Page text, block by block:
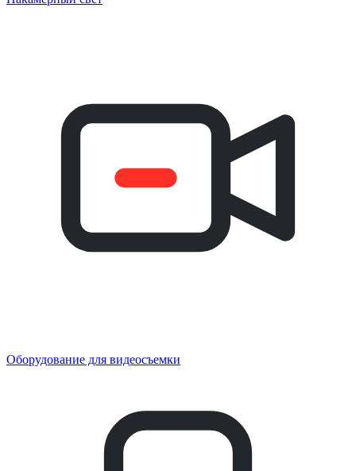
Оборудование для видеосъемки